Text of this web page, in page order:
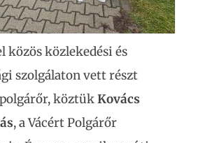
közös közlekedési és
szolgálaton vett részt
köztükKovács
, a Vácért Polgárőr